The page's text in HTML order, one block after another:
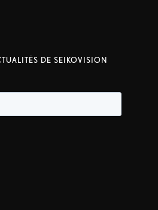
DE SEIKOVISION